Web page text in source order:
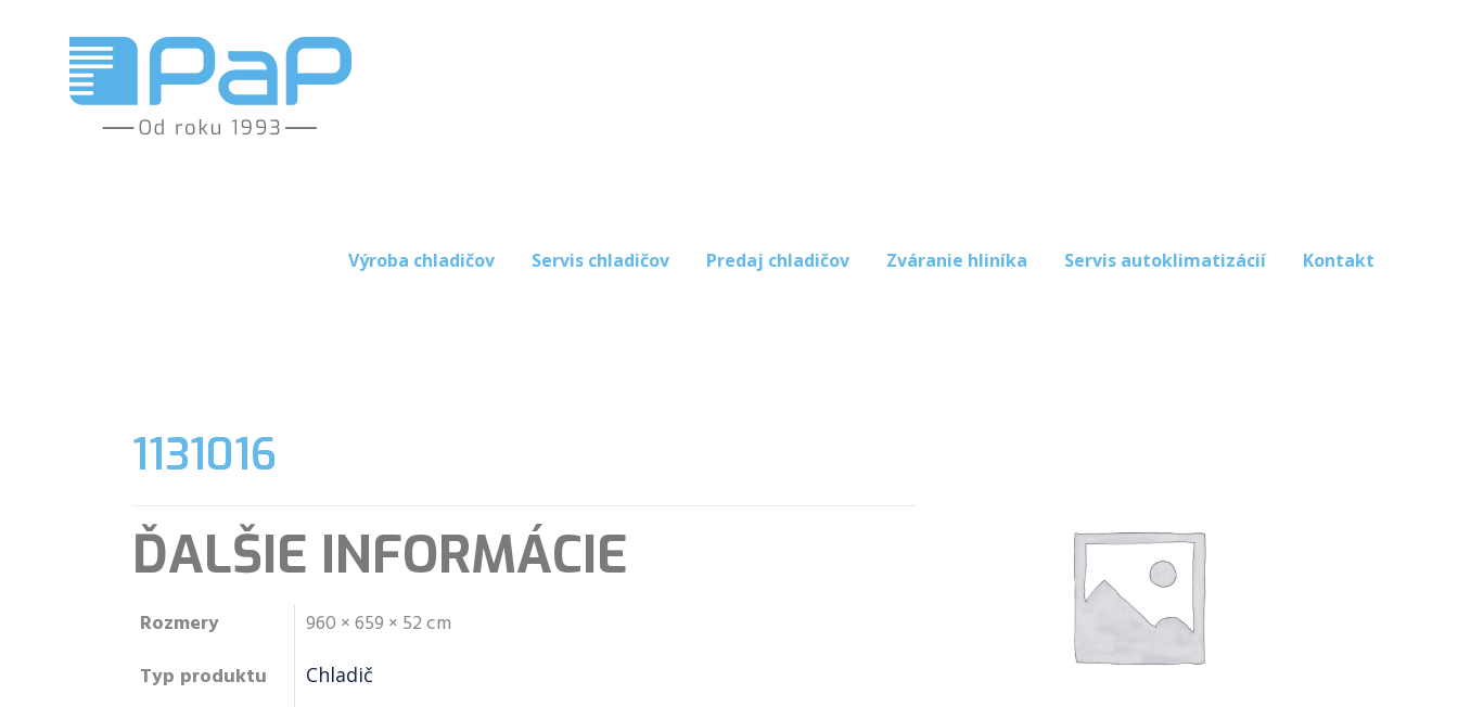
Výroba chladičov Servis chladičov Predaj chladičov Zváranie hliníka Servis autoklimatizácií Kontakt
1131016
ĎALŠIE INFORMÁCIE
Rozmery
960 × 659 × 52 cm
Typ produktu
Chladič